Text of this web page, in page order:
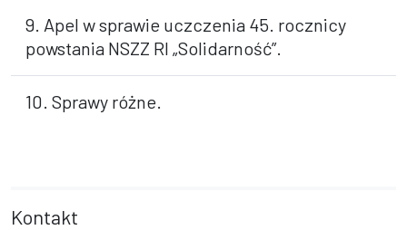
9. Apel w sprawie uczczenia 45. rocznicy
powstania NSZZ RI „Solidarność”.
10. Sprawy różne.
Kontakt